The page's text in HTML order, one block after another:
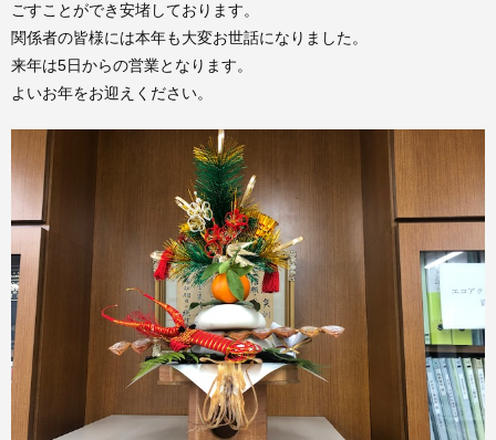
ごすことができ安堵しております。
関係者の皆様には本年も大変お世話になりました。
来年は5日からの営業となります。
よいお年をお迎えください。